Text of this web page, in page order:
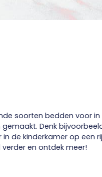
soorten bedden voor in
Denk
de kinderkamer op een
en ontdek meer!